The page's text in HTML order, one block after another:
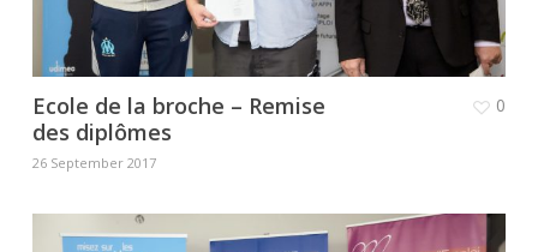
Ecole de la broche – Remise
des diplômes
26 September 2017
0